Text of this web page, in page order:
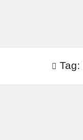
Tag: